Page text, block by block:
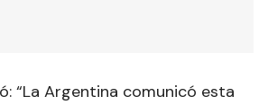
“La Argentina comunicó esta